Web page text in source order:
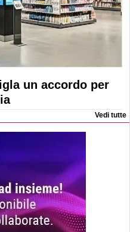
un accordo per
Vedi tutte